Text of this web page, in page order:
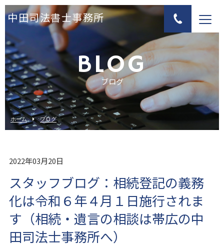
中田司法書士事務所
BLOG
ブログ
ホーム ブログ
2022年03月20日
スタッフブログ：相続登記の義務
化は令和６年４月１日施行されま
す（相続・遺言の相談は帯広の中
田司法士事務所へ）